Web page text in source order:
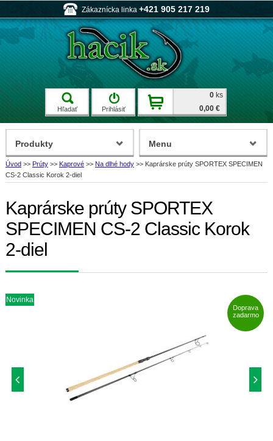
Zákaznícka linka +421 905 217 219
Hľadať Prihlásiť
0 ks
0,00 €
Úvod >> Prúty >> Kaprové >> Na dlhé hody >> Kaprárske prúty SPORTEX SPECIMEN
CS-2 Classic Korok 2-diel
Kaprárske prúty SPORTEX
SPECIMEN CS-2 Classic Korok
2-diel
Doprava
zadarmo
Novinka
Produkty Menu